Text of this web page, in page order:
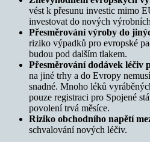
vést k přesunu investic mimo
investovat do nových
Přesměrování výroby do
riziko výpadků pro evropské
budou pod dalším tlakem.
Přesměrování dodávek léčiv
na jiné trhy a do Evropy
snadné. Mnoho léků
pouze registraci pro Spojené
povolení trvá měsíce.
Riziko obchodního napětí
schvalování nových léčiv.